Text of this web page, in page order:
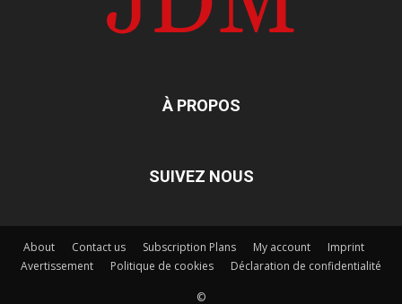
À PROPOS
SUIVEZ NOUS
About Contact us Subscription Plans My account
Imprint
Avertissement
Politique de cookies Déclaration de confidentialité
©